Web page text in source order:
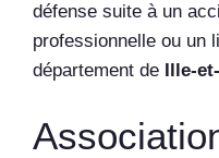
défense suite à un
professionnelle ou un
département de Ille-